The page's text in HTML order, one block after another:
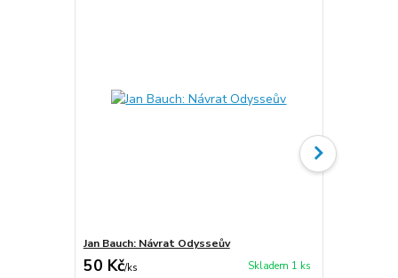
Jan Bauch: Návrat Odysseův
50 Kč/ks Skladem 1 ks